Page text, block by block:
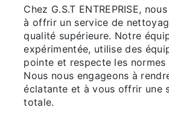
Chez G.S.T ENTREPRISE,
à offrir un service de
qualité supérieure. Notre
expérimentée, utilise des
pointe et respecte les normes
Nous nous engageons à
éclatante et à vous offrir une
totale.